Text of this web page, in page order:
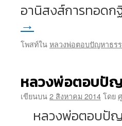
อานิสงส์การทอดก
→
โพสท์ในหลวงพ่อตอบปัญหาธร
หลวงพ่อตอบปัญ
เขียนบน2 สิงหาคม 2014โดย
หลวงพ่อตอบปั